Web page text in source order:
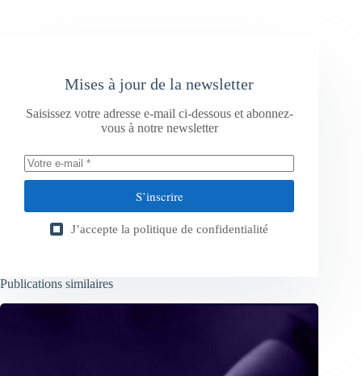
Mises à jour de la newsletter
Saisissez votre adresse e-mail ci-dessous et abonnez-
vous à notre newsletter
S’inscrire
J’accepte la politique de confidentialité
Publications similaires